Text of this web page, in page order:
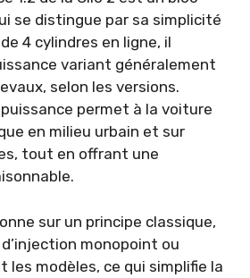
se distingue par sa simplicité
4 cylindres en ligne, il
variant généralement
selon les versions.
permet à la voiture
en milieu urbain et sur
tout en offrant une
sur un principe classique,
monopoint ou
les modèles, ce qui simplifie la